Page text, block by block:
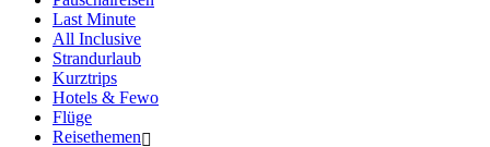
Last Minute
All Inclusive
Strandurlaub
Kurztrips
Hotels & Fewo
Flüge
Reisethemen